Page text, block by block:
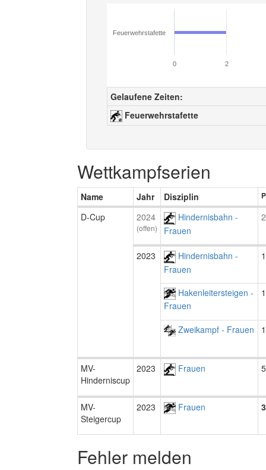
Feuerwehrstafette
0 2
Gelaufene Zeiten:
Feuerwehrstafette
Wettkampfserien
Name Jahr Disziplin
D-Cup 2024
(offen)
Hindernisbahn -
Frauen
2023
Hindernisbahn -
Frauen
Hakenleitersteigen -
Frauen
Zweikampf - Frauen
MV-
Hinderniscup
2023 Frauen
MV-
Steigercup
2023 Frauen
Fehler melden